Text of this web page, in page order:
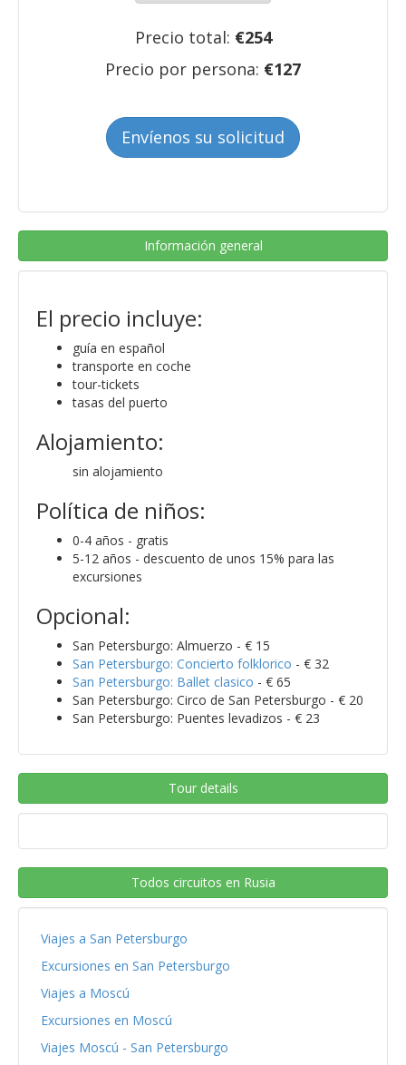
Precio total: €254
Precio por persona: €127
Envíenos su solicitud
Información general
El precio incluye:
guía en español
transporte en coche
tour-tickets
tasas del puerto
Alojamiento:
sin alojamiento
Política de niños:
0-4 años - gratis
5-12 años - descuento de unos 15% para las
excursiones
Opcional:
San Petersburgo: Almuerzo - € 15
San Petersburgo: Concierto folklorico - € 32
San Petersburgo: Ballet clasico - € 65
San Petersburgo: Circo de San Petersburgo - € 20
San Petersburgo: Puentes levadizos - € 23
Tour details
Todos circuitos en Rusia
Viajes a San Petersburgo
Excursiones en San Petersburgo
Viajes a Moscú
Excursiones en Moscú
Viajes Moscú - San Petersburgo